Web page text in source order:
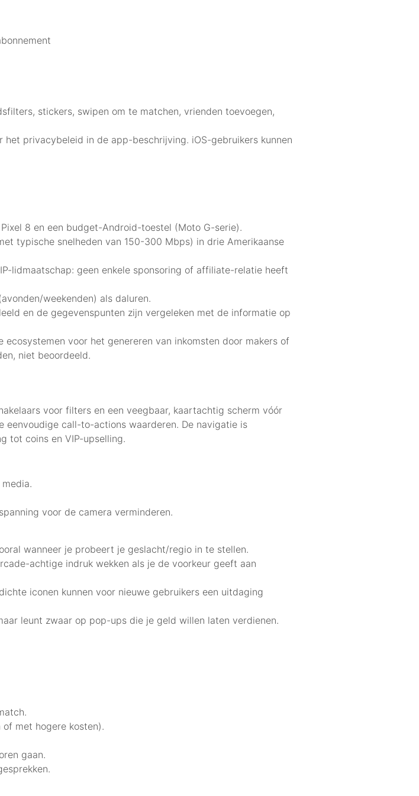
stickers, swipen om te matchen, vrienden toevoegen,
het privacybeleid in de app-beschrijving. iOS-gebruikers kunnen
8 en een budget-Android-toestel (Moto G-serie).
typische snelheden van 150-300 Mbps) in drie Amerikaanse
lidmaatschap: geen enkele sponsoring of affiliate-relatie heeft
weekenden) als daluren.
en de gegevenspunten zijn vergeleken met de informatie op
voor het genereren van inkomsten door makers of
niet beoordeeld.
voor filters en een veegbaar, kaartachtig scherm vóór
call-to-actions waarderen. De navigatie is
tot coins en VIP-upselling.
voor de camera verminderen.
wanneer je probeert je geslacht/regio in te stellen.
achtige indruk wekken als je de voorkeur geeft aan
iconen kunnen voor nieuwe gebruikers een uitdaging
leunt zwaar op pop-ups die je geld willen laten verdienen.
met hogere kosten).
gaan.